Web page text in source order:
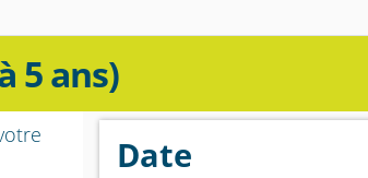
5 ans)
Date